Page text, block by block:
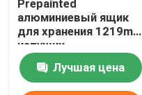
Prepainted
алюминиевый ящик
для хранения 1219mm
катушки
холоднокатаной
стали цинка крена
катушки
Лучшая цена